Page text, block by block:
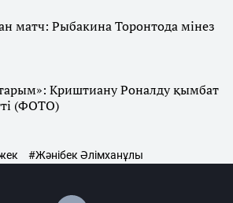
матч: Рыбакина Торонтода мінез
Криштиану Роналду қымбат
(ФОТО)
#Жәнібек Әлімханұлы